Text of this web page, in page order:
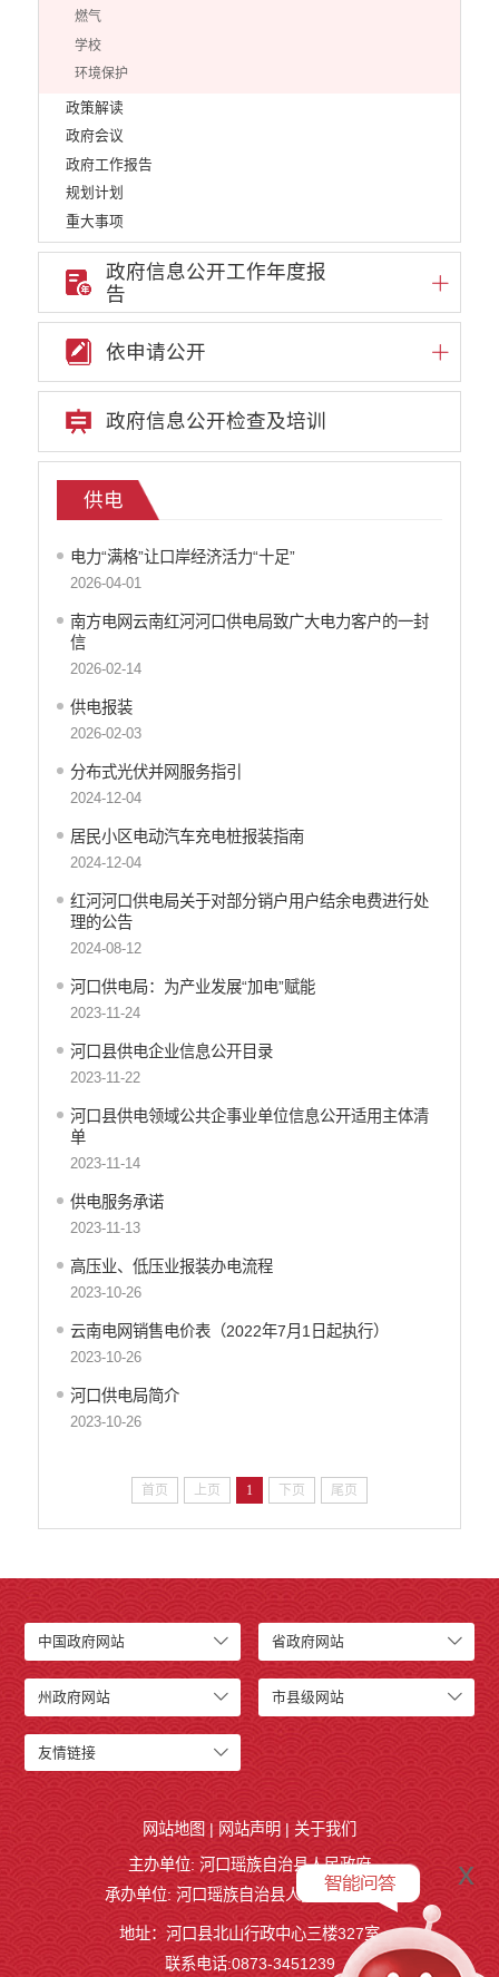
燃气
学校
环境保护
政策解读
政府会议
政府工作报告
规划计划
重大事项
通知公告
重点领域信息公开
行政许可
行政处罚和行政强制
行政事业性收费
政府集中采购
公务员招录
建议提案办理答复
减税降费
重大决策
维稳就业
乡村振兴
养老服务
生态环境
义务教育
医疗卫生
政府网站工作年度报表
统计信息
公共文化服务
产品质量
涉农补贴
应急预案
政府信息公开工作年度报
告
依申请公开
政府信息公开检查及培训
供电
电力“满格”让口岸经济活力“十足”
2026-04-01
南方电网云南红河河口供电局致广大电力客户的一封
信
2026-02-14
供电报装
2026-02-03
分布式光伏并网服务指引
2024-12-04
居民小区电动汽车充电桩报装指南
2024-12-04
红河河口供电局关于对部分销户用户结余电费进行处
理的公告
2024-08-12
河口供电局：为产业发展“加电”赋能
2023-11-24
河口县供电企业信息公开目录
2023-11-22
河口县供电领域公共企事业单位信息公开适用主体清
单
2023-11-14
供电服务承诺
2023-11-13
高压业、低压业报装办电流程
2023-10-26
云南电网销售电价表（2022年7月1日起执行）
2023-10-26
河口供电局简介
2023-10-26
首页 上页 1 下页 尾页
中国政府网站 省政府网站
州政府网站 市县级网站
友情链接
网站地图 | 网站声明 | 关于我们
主办单位: 河口瑶族自治县人民政府
承办单位: 河口瑶族自治县人民政府办公室
地址：河口县北山行政中心三楼327室
联系电话:0873-3451239
x